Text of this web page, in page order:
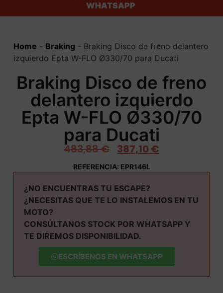
WHATSAPP
Home - Braking - Braking Disco de freno delantero
izquierdo Epta W-FLO Ø330/70 para Ducati
Braking Disco de freno
delantero izquierdo
Epta W-FLO Ø330/70
para Ducati
483,88€ 387,10 €
REFERENCIA: EPR146L
¿NO ENCUENTRAS TU ESCAPE?
¿NECESITAS QUE TE LO INSTALEMOS EN TU
MOTO?
CONSÚLTANOS STOCK POR WHATSAPP Y
TE DIREMOS DISPONIBILIDAD.
ESCRÍBENOS EN WHATSAPP